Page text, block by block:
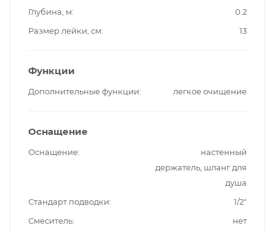
Глубина, м
0.2
Размер лейки, см
13
Функции
Дополнительные функции легкое очищение
Оснащение
Оснащение
настенный
держатель, шланг для
душа
Стандарт подводки
1/2"
Смеситель
нет